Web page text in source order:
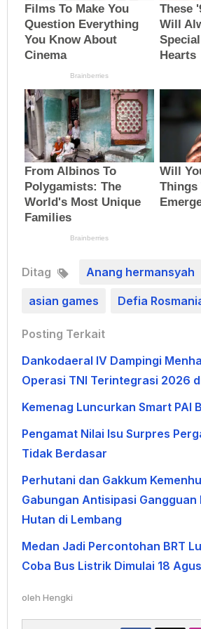
Ditag Anang hermansyah
asian games Defia
Posting Terkait
Dankodaeral IV Dampingi
Operasi TNI Terintegrasi 2026
Kemenag Luncurkan Smart PAI
Pengamat Nilai Isu Surpres
Tidak Berdasar
Perhutani dan Gakkum
Gabungan Antisipasi Gangguan
Hutan di Lembang
Medan Jadi Percontohan BRT
Coba Bus Listrik Dimulai 18
oleh Hengki